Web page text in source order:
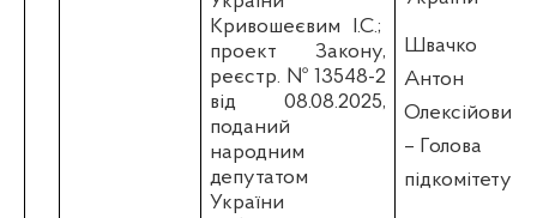
Кривошеєвим І.С.;
проект Закону,
реєстр. № 13548-2
від 08.08.2025,
поданий
народним
депутатом
України
Швачко
Антон
Олексійович
– Голова
підкомітету